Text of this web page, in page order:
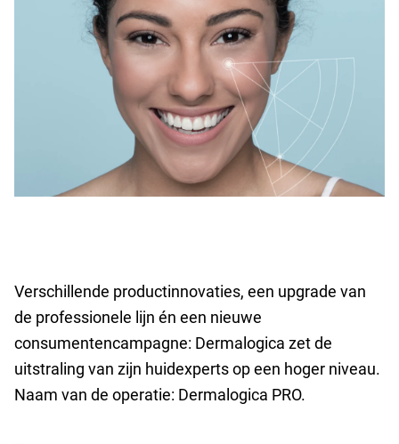
Verschillende productinnovaties, een upgrade van
de professionele lijn én een nieuwe
consumentencampagne: Dermalogica zet de
uitstraling van zijn huidexperts op een hoger niveau.
Naam van de operatie: Dermalogica PRO.